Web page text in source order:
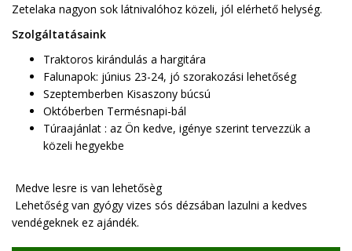
Zetelaka nagyon sok látnivalóhoz közeli, jól elérhető helység.
Szolgáltatásaink
Traktoros kirándulás a hargitára
Falunapok: június 23-24, jó szorakozási lehetőség
Szeptemberben Kisaszony búcsú
Októberben Termésnapi-bál
Túraajánlat : az Ön kedve, igénye szerint tervezzük a
közeli hegyekbe
Medve lesre is van lehetősèg
Lehetőség van gyógy vizes sós dézsában lazulni a kedves
vendégeknek ez ajándék.